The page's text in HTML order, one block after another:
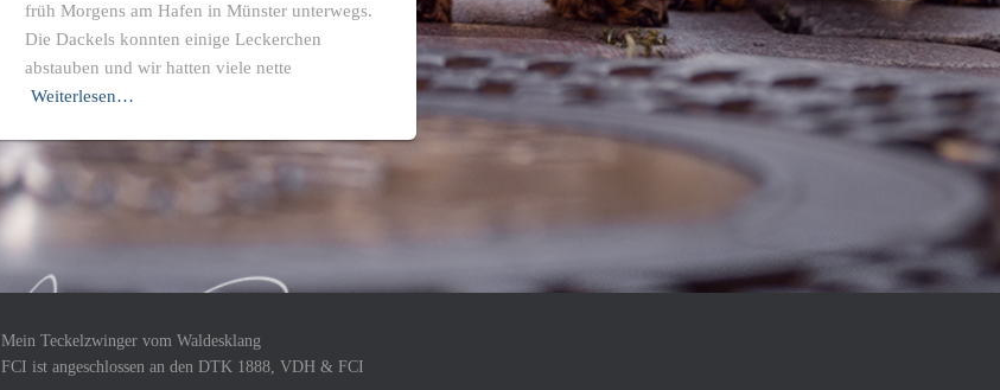
früh Morgens am Hafen in Münster unterwegs.
Die Dackels konnten einige Leckerchen
abstauben und wir hatten viele nette
Weiterlesen…
Mein Teckelzwinger vom Waldesklang
FCI ist angeschlossen an den DTK 1888, VDH & FCI